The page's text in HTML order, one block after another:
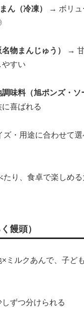
ん（冷凍）
→ ボリュ
物まんじゅう）
→
やすい
味料（旭ポンズ・ソ
喜ばれる
・用途に合わせて
たり、食卓で楽しめ
饅頭）
×ミルクあんで、子ど
ずつ分けられる